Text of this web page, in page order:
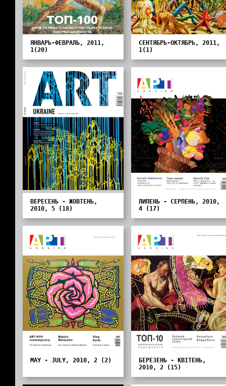
ЯНВАРЬ-ФЕВРАЛЬ, 2011,
1(20)
СЕНТЯБРЬ-ОКТЯБРЬ, 2011,
1(1)
ВЕРЕСЕНЬ - ЖОВТЕНЬ,
2010, 5 (18)
ЛИПЕНЬ - СЕРПЕНЬ, 2010,
4 (17)
MAY - JULY, 2010, 2 (2)
БЕРЕЗЕНЬ - КВІТЕНЬ,
2010, 2 (15)